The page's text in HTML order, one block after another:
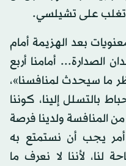
تغلب على تشيلسي.
بعد الهزيمة أمام
الصدارة... أمامنا أربع
ما سيحدث لمنافسنا»،
بالتسلل إلينا، كوننا
المنافسة ولدينا فرصة
يجب أن نستمتع به
لنا، لأننا لا نعرف ما